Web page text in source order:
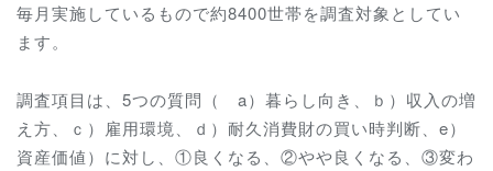
毎月実施しているもので約8400世帯を調査対象としてい
ます。
調査項目は、5つの質問（ a）暮らし向き、ｂ）収入の増
え方、ｃ）雇用環境、ｄ）耐久消費財の買い時判断、e）
資産価値）に対し、①良くなる、②やや良くなる、③変わ